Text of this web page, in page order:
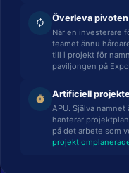
autorenew Överleva pivoten
När en investerare
teamet ännu
till i projekt för
paviljongen på
timer Artificiell
APU. Själva
hanterar
på det arbete som
projekt